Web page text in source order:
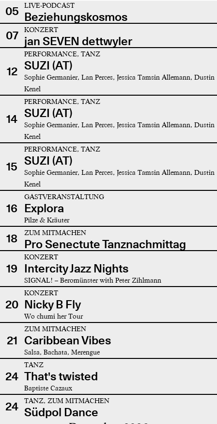
05 LIVE-PODCAST
Beziehungskosmos
07
KONZERT
jan SEVEN dettwyler
12
PERFORMANCE, TANZ
SUZI (AT)
Sophie Germanier, Lan Perces, Jessica Tamsin Allemann, Dustin
Kenel
14
PERFORMANCE, TANZ
SUZI (AT)
Sophie Germanier, Lan Perces, Jessica Tamsin Allemann, Dustin
Kenel
15
PERFORMANCE, TANZ
SUZI (AT)
Sophie Germanier, Lan Perces, Jessica Tamsin Allemann, Dustin
Kenel
16
GASTVERANSTALTUNG
Explora
Pilze & Kräuter
18 ZUM MITMACHEN
Pro Senectute Tanznachmittag
19
KONZERT
Intercity Jazz Nights
SIGNAL! – Beromünster with Peter Zihlmann
20
KONZERT
Nicky B Fly
Wo chumi her Tour
21
ZUM MITMACHEN
Caribbean Vibes
Salsa, Bachata, Merengue
24
TANZ
That's twisted
Baptiste Cazaux
24 TANZ, ZUM MITMACHEN
Südpol Dance